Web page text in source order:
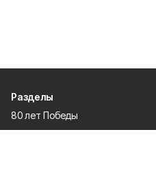
Разделы
80 лет Победы
Новости